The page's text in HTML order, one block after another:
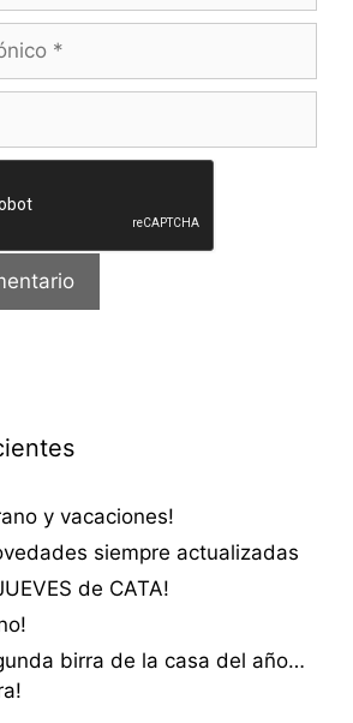
y vacaciones!
siempre actualizadas
de CATA!
birra de la casa del año…